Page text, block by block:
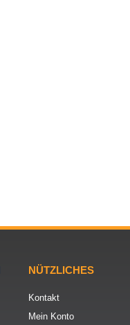
NÜTZLICHES
Kontakt
Mein Konto